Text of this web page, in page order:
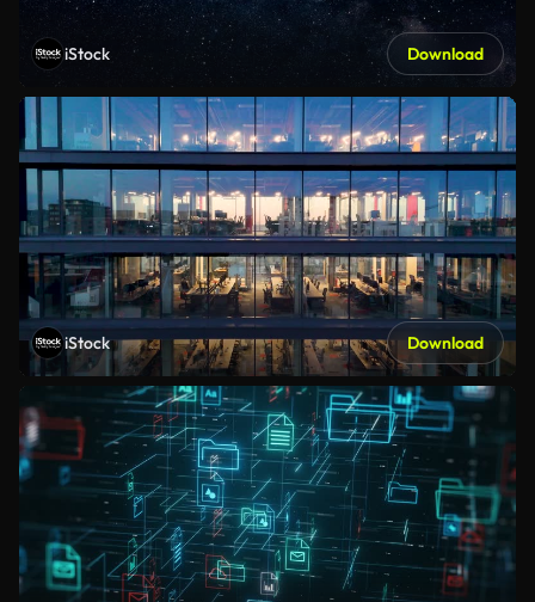
iStock Download
iStock Download